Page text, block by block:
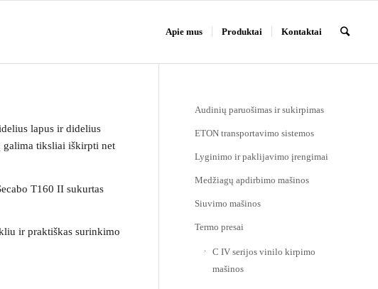
Apie mus Produktai Kontaktai
lapus ir didelius
galima tiksliai iškirpti net
T160 II sukurtas
ir praktiškas surinkimo
Audinių paruošimas ir sukirpimas
ETON transportavimo sistemos
Lyginimo ir paklijavimo įrengimai
Medžiagų apdirbimo mašinos
Siuvimo mašinos
Termo presai
C IV serijos vinilo kirpimo
mašinos